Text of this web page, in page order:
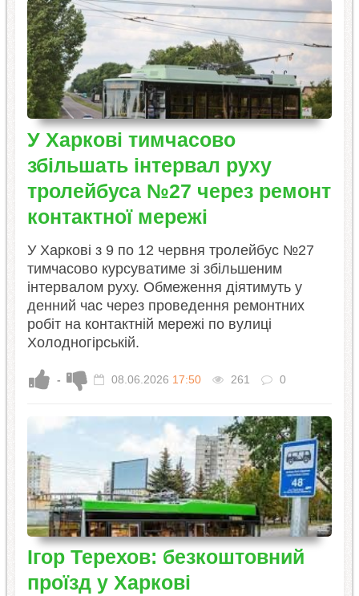
У Харкові тимчасово
збільшать інтервал руху
тролейбуса №27 через ремонт
контактної мережі
У Харкові з 9 по 12 червня тролейбус №27
тимчасово курсуватиме зі збільшеним
інтервалом руху. Обмеження діятимуть у
денний час через проведення ремонтних
робіт на контактній мережі по вулиці
Холодногірській.
- 08.06.2026 17:50 261 0
Ігор Терехов: безкоштовний
проїзд у Харкові